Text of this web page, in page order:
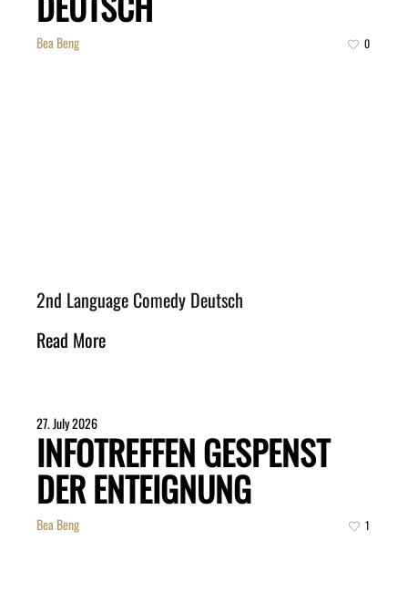
Bea Beng 0
2nd Language Comedy Deutsch
Read More
27. July 2026
INFOTREFFEN GESPENST
DER ENTEIGNUNG
Bea Beng 1